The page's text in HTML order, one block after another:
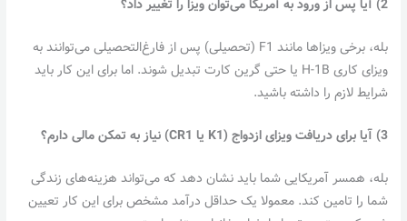
2) آیا پس از ورود به آمریکا می‌توان ویزا را تغییر داد؟
بله، برخی ویزاها مانند F1 (تحصیلی) پس از فارغ‌التحصیلی می‌توانند به
ویزای کاری H-1B یا حتی گرین کارت تبدیل شوند. اما برای این کار باید
شرایط لازم را داشته باشید.
3) آیا برای دریافت ویزای ازدواج (K1 یا نیاز به تمکن مالی دارم؟
بله، همسر آمریکایی شما باید نشان دهد که می‌تواند هزینه‌های زندگی
شما را تامین کند. معمولا یک حداقل درآمد مشخص برای این کار تعیین